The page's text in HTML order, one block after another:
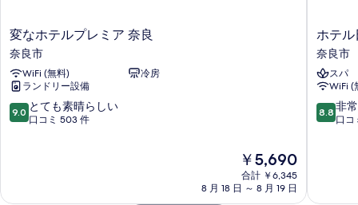
変
な
ホ
テ
ル
プ
レ
変なホテルプレミア 奈良
奈良市
WiFi (無料)
冷房
ランドリー設備
10
段
9.0 とても素晴らしい
口コミ 503 件
現
在
の
￥5,690
合計 ￥6,345
8 月 18 日 ～ 8 月 19 日
ホ
テ
ル
日
航
奈
良
ホテ
奈良市
スパ
WiFi (
10
段
8.8 非
口コ